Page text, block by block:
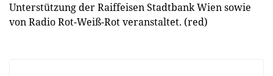
Unterstützung der Raiffeisen Stadtbank Wien sowie
von Radio Rot-Weiß-Rot veranstaltet. (red)